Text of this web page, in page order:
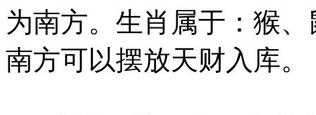
为南方。生肖属于：猴
南方可以摆放天财入库。